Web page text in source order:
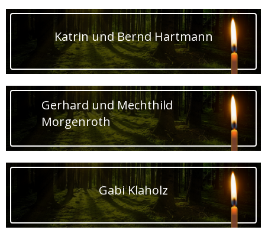
Katrin und Bernd Hartmann
Gerhard und Mechthild
Morgenroth
Gabi Klaholz